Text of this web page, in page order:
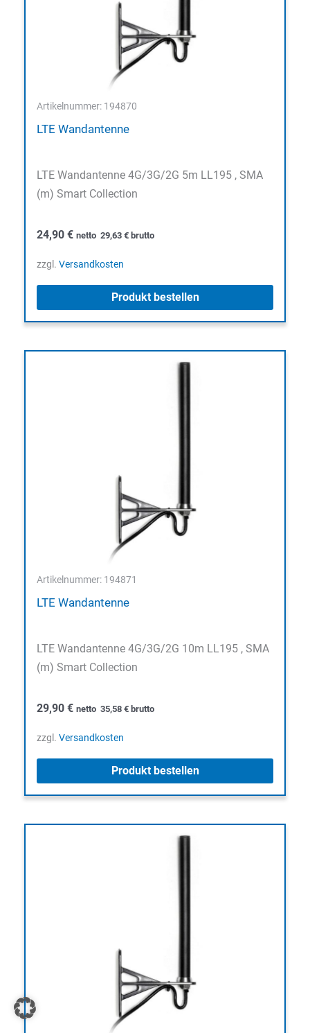
Artikelnummer: 194870
LTE Wandantenne
LTE Wandantenne 4G/3G/2G 5m LL195 , SMA
(m) Smart Collection
24,90 € netto 29,63 € brutto
zzgl. Versandkosten
Produkt bestellen
Artikelnummer: 194871
LTE Wandantenne
LTE Wandantenne 4G/3G/2G 10m LL195 , SMA
(m) Smart Collection
29,90 € netto 35,58 € brutto
zzgl. Versandkosten
Produkt bestellen